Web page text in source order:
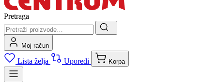
Pretraga
Moj račun
Lista želja Uporedi Korpa